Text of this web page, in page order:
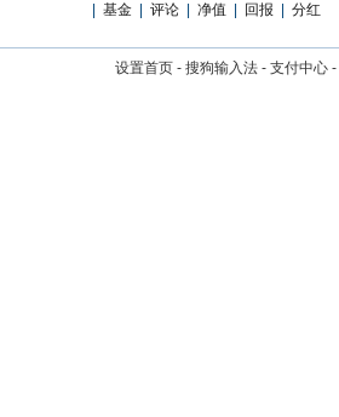
基金 评论 净值 回报 分红
设置首页 - 搜狗输入法 - 支付中心 -